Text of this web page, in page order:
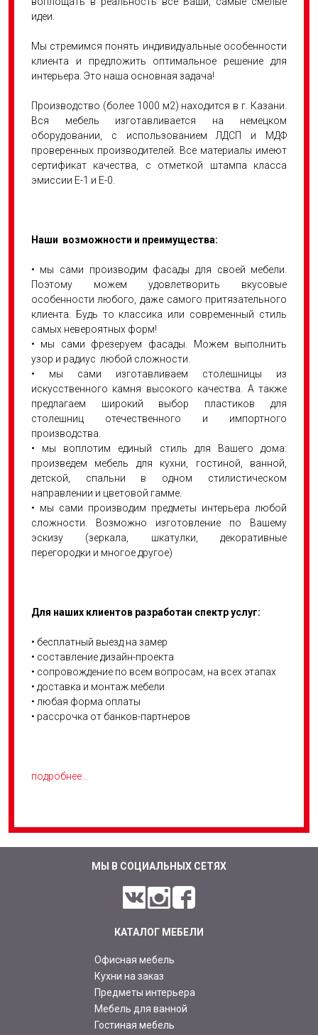
идеи.
Мы стремимся понять индивидуальные особенности
клиента и предложить оптимальное решение для
интерьера. Это наша основная задача!
Производство (более 1000 м2) находится в г. Казани.
Вся мебель изготавливается на немецком
оборудовании, с использованием ЛДСП и МДФ
проверенных производителей. Все материалы имеют
сертификат качества, с отметкой штампа класса
эмиссии Е-1 и Е-0.
Наши возможности и преимущества:
• мы сами производим фасады для своей мебели.
Поэтому можем удовлетворить вкусовые
особенности любого, даже самого притязательного
клиента. Будь то классика или современный стиль
самых невероятных форм!
• мы сами фрезеруем фасады. Можем выполнить
узор и радиус любой сложности.
• мы сами изготавливаем столешницы из
искусственного камня высокого качества. А также
предлагаем широкий выбор пластиков для
столешниц отечественного и импортного
производства.
• мы воплотим единый стиль для Вашего дома:
произведем мебель для кухни, гостиной, ванной,
детской, спальни в одном стилистическом
направлении и цветовой гамме.
• мы сами производим предметы интерьера любой
сложности. Возможно изготовление по Вашему
эскизу (зеркала, шкатулки, декоративные
перегородки и многое другое)
Для наших клиентов разработан спектр услуг:
• бесплатный выезд на замер
• составление дизайн-проекта
• сопровождение по всем вопросам, на всех этапах
• доставка и монтаж мебели
• любая форма оплаты
• рассрочка от банков-партнеров
подробнее...
МЫ В СОЦИАЛЬНЫХ СЕТЯХ
КАТАЛОГ МЕБЕЛИ
Офисная мебель
Кухни на заказ
Предметы интерьера
Мебель для ванной
Гостиная мебель